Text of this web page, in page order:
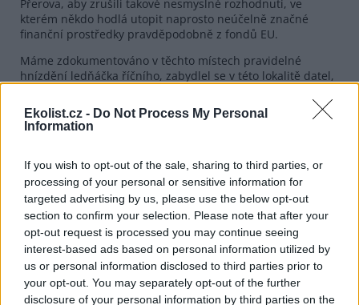
Ekolist.cz - Do Not Process My Personal
Information
If you wish to opt-out of the sale, sharing to third parties, or
processing of your personal or sensitive information for
targeted advertising by us, please use the below opt-out
section to confirm your selection. Please note that after your
opt-out request is processed you may continue seeing
interest-based ads based on personal information utilized by
us or personal information disclosed to third parties prior to
your opt-out. You may separately opt-out of the further
disclosure of your personal information by third parties on the
Přerova, aby zrušili takové nesmyslné rozhodnutí, ve
kterém někdo hodlá utopit naprosto neúčelně značné
finanční prostředky pravděpodobně z fondů EU.
Máme zdokumentováno v těchto místech pravidelné
hnízdění ledňáčka říčního, zabydlel se v této lokalitě datel,
ptactva. Nedílnou součástí jsou obojživelníci, po mnoho let
zde žijí ondatry, již druhý rok sledujeme bobra evropského,
člověku musí být jasné, že i tato lokalita musí být
ochráněna před nepromyšlenými zásahy společnosti a
zachována pro další pokolení našich obyvatel.